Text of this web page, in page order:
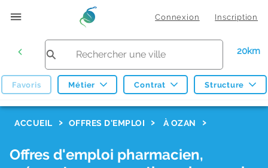
Connexion Inscription
20km
Favoris Métier Contrat Structure
ACCUEIL OFFRES D'EMPLOI À OZAN
Offres d'emploi pharmacien,